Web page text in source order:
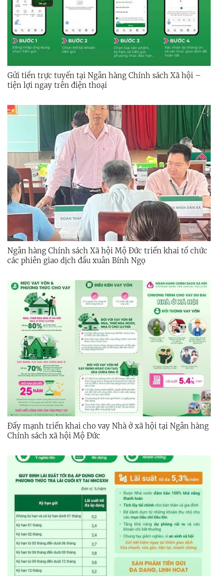
Gửi tiền trực tuyến tại Ngân hàng Chính sách Xã hội –
tiện lợi ngay trên điện thoại
Ngân hàng Chính sách Xã hội Mộ Đức triển khai tổ chức
các phiên giao dịch đầu xuân Bính Ngọ
Đẩy mạnh triển khai cho vay Nhà ở xã hội tại Ngân hàng
Chính sách xã hội Mộ Đức